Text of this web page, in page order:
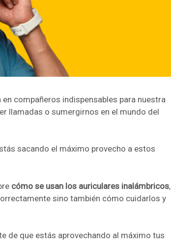
compañeros indispensables para nuestra
llamadas o sumergirnos en el mundo del
sacando el máximo provecho a estos
cómo se usan los auriculares inalámbricos,
sino también cómo cuidarlos y
de que estás aprovechando al máximo tus